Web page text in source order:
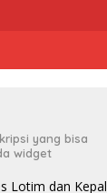
yang bisa
widget